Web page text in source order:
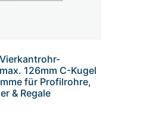
126mm C-Kugel
für Profilrohre,
& Regale